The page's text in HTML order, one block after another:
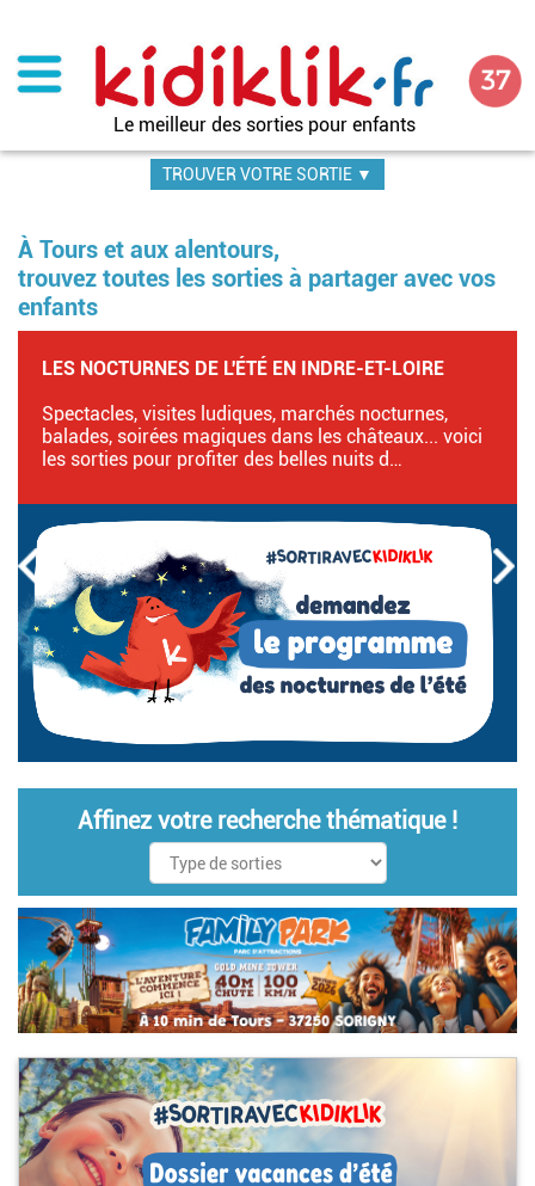
contenu
principal
Le meilleur des sorties pour enfants
TROUVER VOTRE SORTIE ▼
À Tours et aux alentours,
trouvez toutes les sorties à partager avec vos
enfants
LES NOCTURNES DE L'ÉTÉ EN INDRE-ET-LOIRE
Spectacles, visites ludiques, marchés nocturnes,
balades, soirées magiques dans les châteaux... voici
les sorties pour profiter des belles nuits d…
Affinez votre recherche thématique !